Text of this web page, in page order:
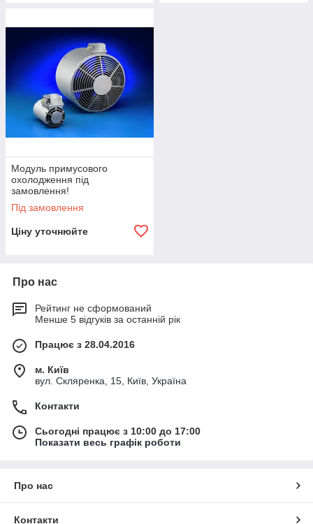
Модуль примусового
охолодження під
замовлення!
Під замовлення
Ціну уточнюйте
Про нас
Рейтинг не сформований
Менше 5 відгуків за останній рік
Працює з 28.04.2016
м. Київ
вул. Скляренка, 15, Київ, Україна
Контакти
Сьогодні працює з 10:00 до 17:00
Показати весь графік роботи
Про нас
Контакти